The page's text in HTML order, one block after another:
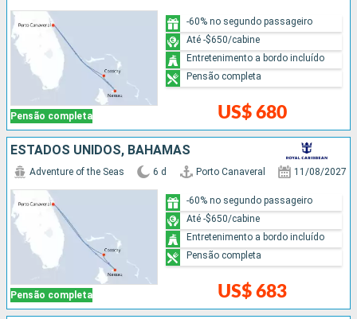
Pensão completa US$ 680
-60% no segundo passageiro
Até -$650/cabine
Entretenimento a bordo incluído
Pensão completa
ESTADOS UNIDOS, BAHAMAS
Pensão completa
Adventure of the Seas 6 d Porto Canaveral 11/08/2027
US$ 683
-60% no segundo passageiro
Até -$650/cabine
Entretenimento a bordo incluído
Pensão completa